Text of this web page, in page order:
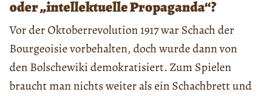
oder „intellektuelle Propaganda“?
Vor der Oktoberrevolution 1917 war Schach der
Bourgeoisie vorbehalten, doch wurde dann von
den Bolschewiki demokratisiert. Zum Spielen
braucht man nichts weiter als ein Schachbrett und